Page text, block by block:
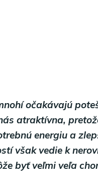
očakávajú
atraktívna,
energiu a
však vedie k
byť veľmi veľa